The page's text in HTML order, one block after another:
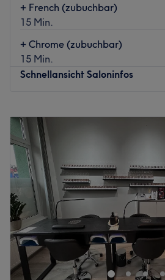
+ French (zubuchbar)
15 Min.
+ Chrome (zubuchbar)
15 Min.
Schnellansicht Saloninfos
Dienstag
Mittwoch
Donnerstag
Freitag
Samstag
Sonntag
Im professionellen Studio Kimi
Spa in Berlin, Prenzlauer Berg
zurücklehnen und die Experten
und Füße mit einer großen